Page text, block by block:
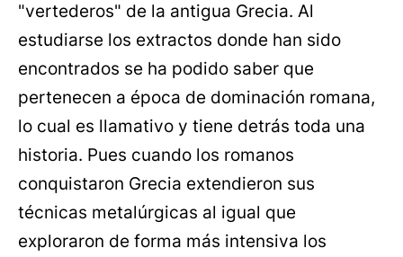
"vertederos" de la antigua Grecia. Al
estudiarse los extractos donde han sido
encontrados se ha podido saber que
pertenecen a época de dominación romana,
lo cual es llamativo y tiene detrás toda una
historia. Pues cuando los romanos
conquistaron Grecia extendieron sus
técnicas metalúrgicas al igual que
exploraron de forma más intensiva los